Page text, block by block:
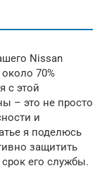
Nissan
70%
с этой
– это не просто
и
я поделюсь
защитить
его службы.